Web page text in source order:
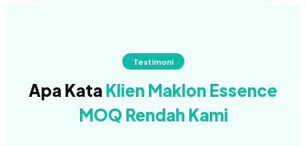
Testimoni
Apa Kata Klien Maklon Essence
MOQ Rendah Kami